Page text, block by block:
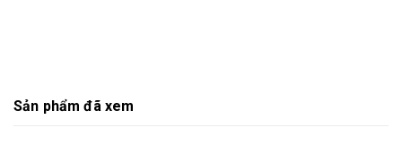
Sản phẩm đã xem